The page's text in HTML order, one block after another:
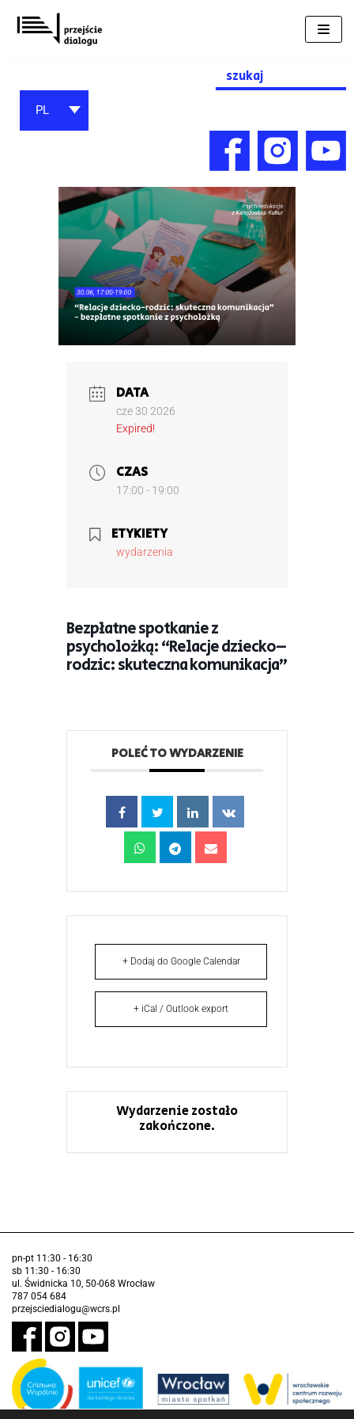
Przejdź
do
Search
for:
PL
DATA
cze 30 2026
Expired!
CZAS
17:00 - 19:00
ETYKIETY
wydarzenia
Bezpłatne spotkanie z
psycholożką: “Relacje dziecko–
rodzic: skuteczna komunikacja”
POLEĆ TO WYDARZENIE
+ Dodaj do Google Calendar
+ iCal / Outlook export
Wydarzenie zostało
zakończone.
pn-pt 11:30 - 16:30
sb 11:30 - 16:30
ul. Świdnicka 10, 50-068 Wrocław
787 054 684
przejsciedialogu@wcrs.pl